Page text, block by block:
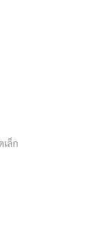
เล็ก